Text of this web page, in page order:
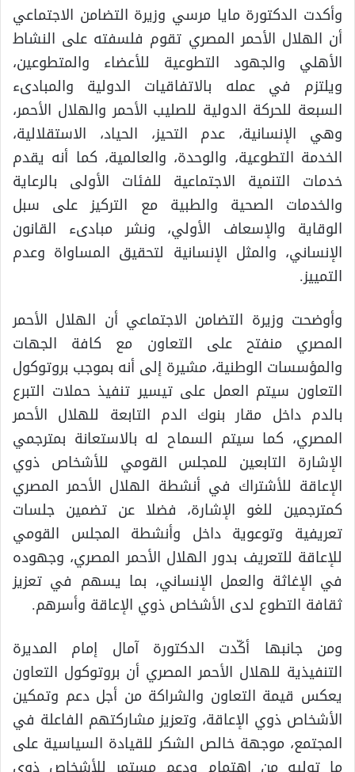
وأكدت الدكتورة مايا مرسي وزيرة التضامن الاجتماعي
أن الهلال الأحمر المصري تقوم فلسفته على النشاط
الأهلي والجهود التطوعية للأعضاء والمتطوعين،
ويلتزم في عمله بالاتفاقيات الدولية والمبادىء
السبعة للحركة الدولية للصليب الأحمر والهلال الأحمر،
وهي الإنسانية، عدم التحيز، الحياد، الاستقلالية،
الخدمة التطوعية، والوحدة، والعالمية، كما أنه يقدم
خدمات التنمية الاجتماعية للفئات الأولى بالرعاية
والخدمات الصحية والطبية مع التركيز على سبل
الوقاية والإسعاف الأولي، ونشر مبادىء القانون
الإنساني، والمثل الإنسانية لتحقيق المساواة وعدم
التمييز.
وأوضحت وزيرة التضامن الاجتماعي أن الهلال الأحمر
المصري منفتح على التعاون مع كافة الجهات
والمؤسسات الوطنية، مشيرة إلى أنه بموجب بروتوكول
التعاون سيتم العمل على تيسير تنفيذ حملات التبرع
بالدم داخل مقار بنوك الدم التابعة للهلال الأحمر
المصري، كما سيتم السماح له بالاستعانة بمترجمي
الإشارة التابعين للمجلس القومي للأشخاص ذوي
الإعاقة للأشتراك في أنشطة الهلال الأحمر المصري
كمترجمين للغو الإشارة، فضلا عن تضمين جلسات
تعريفية وتوعوية داخل وأنشطة المجلس القومي
للإعاقة للتعريف بدور الهلال الأحمر المصري، وجهوده
في الإغاثة والعمل الإنساني، بما يسهم في تعزيز
ثقافة التطوع لدى الأشخاص ذوي الإعاقة وأسرهم.
ومن جانبها أكّدت الدكتورة آمال إمام المديرة
التنفيذية للهلال الأحمر المصري أن بروتوكول التعاون
يعكس قيمة التعاون والشراكة من أجل دعم وتمكين
الأشخاص ذوي الإعاقة، وتعزيز مشاركتهم الفاعلة في
المجتمع، موجهة خالص الشكر للقيادة السياسية على